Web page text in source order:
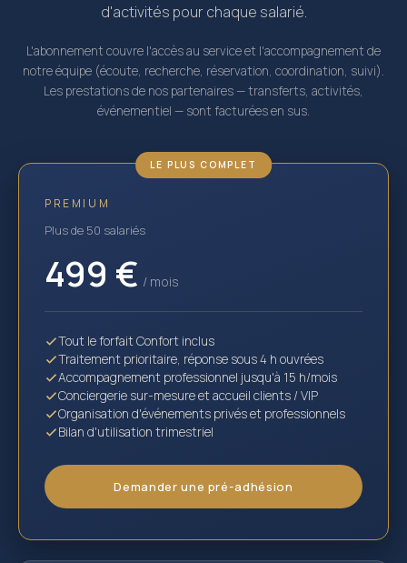
d'activités pour chaque salarié.
L'abonnement couvre l'accès au service et l'accompagnement de
notre équipe (écoute, recherche, réservation, coordination, suivi).
Les prestations de nos partenaires — transferts, activités,
événementiel — sont facturées en sus.
LE PLUS COMPLET
PREMIUM
Plus de 50 salariés
499 € / mois
Tout le forfait Confort inclus
Traitement prioritaire, réponse sous 4 h ouvrées
Accompagnement professionnel jusqu'à 15 h/mois
Conciergerie sur-mesure et accueil clients / VIP
Organisation d'événements privés et professionnels
Bilan d'utilisation trimestriel
Demander une pré-adhésion